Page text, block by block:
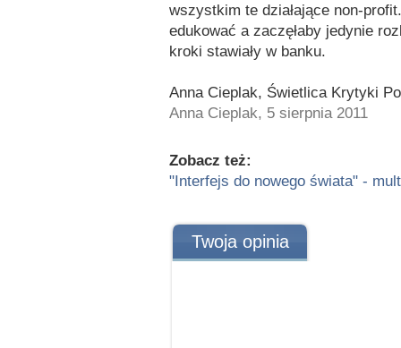
wszystkim te działające non-
edukować a zaczęłaby jedynie
kroki stawiały w banku.
Anna Cieplak, Świetlica Krytyki
Anna Cieplak, 5 sierpnia 2011
Zobacz też:
"Interfejs do nowego świata" -
Twoja opinia